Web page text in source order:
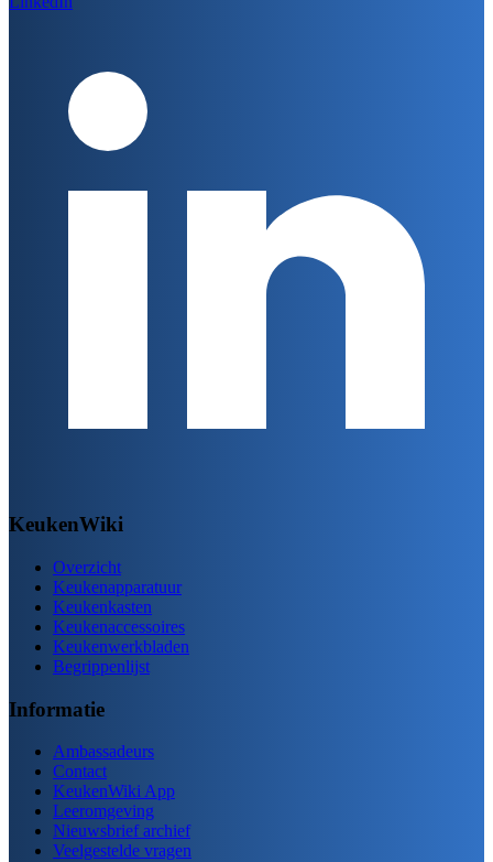
KeukenWiki
Overzicht
Keukenapparatuur
Keukenkasten
Keukenaccessoires
Keukenwerkbladen
Begrippenlijst
Informatie
Ambassadeurs
Contact
KeukenWiki App
Leeromgeving
Nieuwsbrief archief
Veelgestelde vragen